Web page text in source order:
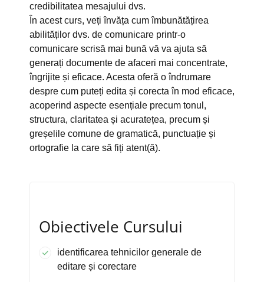
credibilitatea mesajului dvs.
În acest curs, veți învăța cum îmbunătățirea
abilităților dvs. de comunicare printr-o
comunicare scrisă mai bună vă va ajuta să
generați documente de afaceri mai concentrate,
îngrijite și eficace. Acesta oferă o îndrumare
despre cum puteți edita și corecta în mod eficace,
acoperind aspecte esențiale precum tonul,
structura, claritatea și acuratețea, precum și
greșelile comune de gramatică, punctuație și
ortografie la care să fiți atent(ă).
Obiectivele Cursului
identificarea tehnicilor generale de
editare și corectare